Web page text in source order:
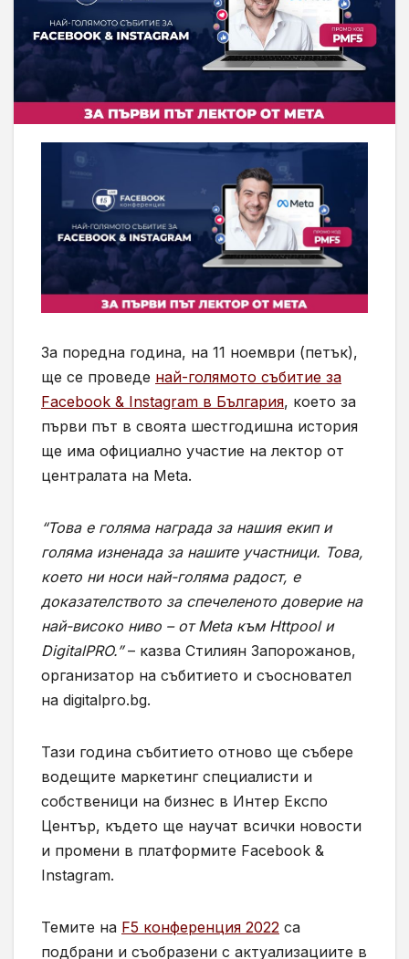
За поредна година, на 11 ноември (петък),
ще се проведе най-голямото събитие за
Facеbook & Instagram в България, което за
първи път в своята шестгодишна история
ще има официално участие на лектор от
централата на Meta.
“Това е голяма награда за нашия екип и
голяма изненада за нашите участници. Това,
което ни носи най-голяма радост, е
доказателството за спечеленото доверие на
най-високо ниво – oт Meta към Httpool и
DigitalPRO.”– казва Стилиян Запорожанов,
организатор на събитието и съосновател
на digitalpro.bg.
Тази година събитието отново ще събере
водещите маркетинг специалисти и
собственици на бизнес в Интер Експо
Център, където ще научат всички новости
и промени в платформите Facebook &
Instagram.
Темите на F5 конференция 2022 са
подбрани и съобразени с актуализациите в